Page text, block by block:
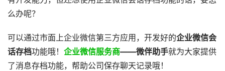
么办呢？
可以通过市面上企业微信第三方应用，开发好的企业微信会
话存档功能哦！ 企业微信服务商——微伴助手就为大家提供
了消息存档功能，帮助公司保存聊天记录哦！